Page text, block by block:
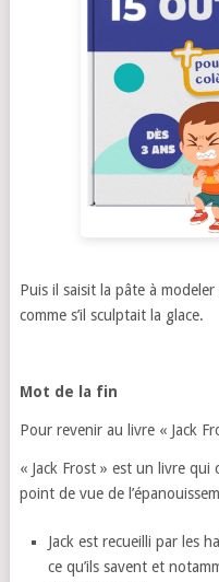
Puis il saisit la pâte à
comme s’il sculptait la glace.
Mot de la fin
Pour revenir au livre « Jack
« Jack Frost » est un livre qui
point de vue de
Jack est recueilli par les
ce qu’ils savent et